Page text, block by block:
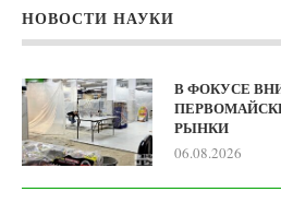
НОВОСТИ НАУКИ
В ФОКУСЕ
РЫНКИ
06.08.2026